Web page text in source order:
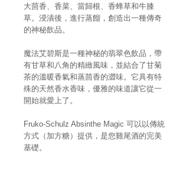
大茴香、香菜、當歸根、香蜂草和牛膝
草。浸漬後，進行蒸餾，創造出一種傳奇
的神秘飲品。
魔法艾碧斯是一種神秘的翡翠色飲品，帶
有甘草和八角的精緻風味，並結合了甘菊
茶的溫暖香氣和蒸茴香的澀味。它具有特
殊的天然香水香味，優雅的味道讓它從一
開始就愛上了。
Fruko-Schulz Absinthe Magic 可以以傳統
方式（加方糖）提供，是您雞尾酒的完美
基礎。